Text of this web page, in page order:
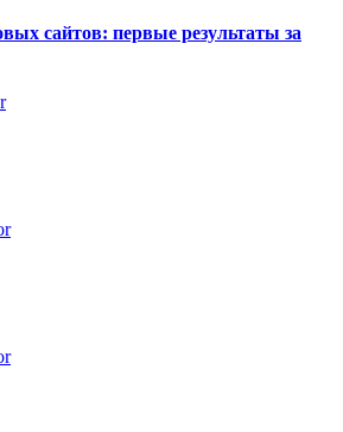
сайтов: первые результаты за